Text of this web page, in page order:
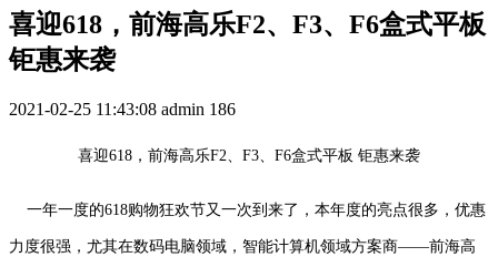
喜迎618，前海高乐F2、F3、F6盒式平板
钜惠来袭
2021-02-25 11:43:08 admin 186
喜迎618，前海高乐F2、F3、F6盒式平板 钜惠来袭
一年一度的618购物狂欢节又一次到来了，本年度的亮点很多，优惠
力度很强，尤其在数码电脑领域，智能计算机领域方案商——前海高